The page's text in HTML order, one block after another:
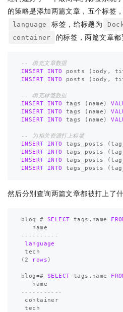
的策略是添加两篇文章，五个标签
language 标签，给标题为
container 的标签，两篇文章都
-- 填充文章数据
INSERT
INTO posts ( body ,
INSERT
INTO posts ( body ,
-- 填充标签数据
INSERT
INTO tags ( name )
INSERT
INTO tags ( name )
INSERT
INTO tags ( name )
-- 为相关资源打上标签
INSERT
INTO tags_posts (
INSERT
INTO tags_posts (
INSERT
INTO tags_posts (
INSERT
INTO tags_posts (
然后分别查询两篇文章都被打上了什
blog=# SELECT tags . name
name
----------
language
tech
( 2 rows )
blog=# SELECT tags . name
name
-----------
container
tech